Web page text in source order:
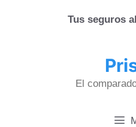
Tus seguros
El